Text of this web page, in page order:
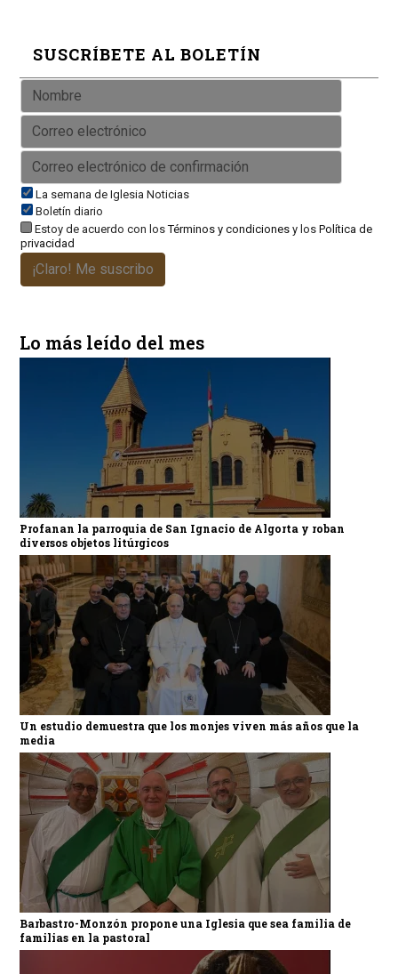
SUSCRÍBETE AL BOLETÍN
La semana de Iglesia Noticias
Boletín diario
Estoy de acuerdo con losTérminos y condicionesy los Política de
privacidad
¡Claro! Me suscribo
Lo más leído del mes
Profanan la parroquia de San Ignacio de Algorta y roban
diversos objetos litúrgicos
Un estudio demuestra que los monjes viven más años que la
media
Barbastro-Monzón propone una Iglesia que sea familia de
familias en la pastoral